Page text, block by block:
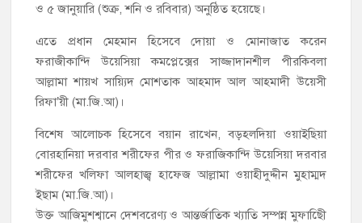
ও ৫ জানুয়ারি (শুক্র, শনি ও রবিবার) অনুষ্ঠিত হয়েছে।
এতে প্রধান মেহমান হিসেবে দোয়া ও মোনাজাত করেন
ফরাজীকান্দি উয়েসিয়া কমপ্লেক্সের সাজ্জাদানশীল পীরকিবলা
আল্লামা শায়খ সায়্যিদ মোশতাক আহমাদ আল আহমাদী উয়েসী
রিফা’য়ী (মা.জি.আ)।
বিশেষ আলোচক হিসেবে বয়ান রাখেন, বড়হলদিয়া ওয়াইছিয়া
বোরহানিয়া দরবার শরীফের পীর ও ফরাজিকান্দি উয়েসিয়া দরবার
শরীফের খলিফা আলহাজ্ব হাফেজ আল্লামা ওয়াহীদুদ্দীন মুহাম্মদ
ইছাম (মা.জি.আ)।
উক্ত আজিমুশশ্বানে দেশবরেণ্য ও আন্তর্জাতিক খ্যাতি সম্পন্ন মুফাছিীে